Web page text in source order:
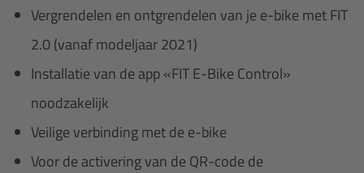
Vergrendelen en ontgrendelen van je e-bike met FIT
2.0 (vanaf modeljaar 2021)
Installatie van de app «FIT E-Bike Control»
noodzakelijk
Veilige verbinding met de e-bike
Voor de activering van de QR-code de